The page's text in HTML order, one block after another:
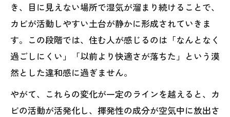
き、目に見えない場所で湿気が溜まり続けることで、
カビが活動しやすい土台が静かに形成されていきま
す。この段階では、住む人が感じるのは「なんとなく
過ごしにくい」「以前より快適さが落ちた」という漠
然とした違和感に過ぎません。
やがて、これらの変化が一定のラインを越えると、カ
ビの活動が活発化し、揮発性の成分が空気中に放出さ